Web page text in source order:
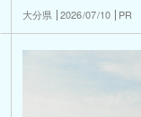
大分県 2026/07/10 PR